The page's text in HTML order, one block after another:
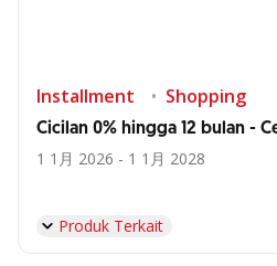
Installment Shopping
Cicilan 0% hingga 12 bulan -
1 1月 2026 - 1 1月 2028
Produk Terkait